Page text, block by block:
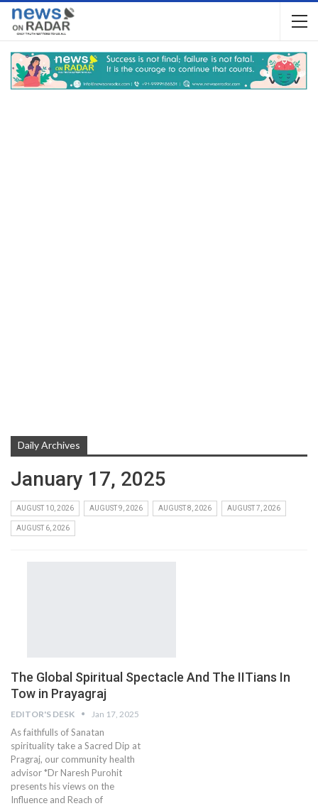
Daily Archives
January 17, 2025
AUGUST 10, 2026 AUGUST 9, 2026 AUGUST 8, 2026 AUGUST 7, 2026
AUGUST 6, 2026
The Global Spiritual Spectacle And The IITians In
Tow in Prayagraj
EDITOR'S DESK Jan 17, 2025
As faithfulls of Sanatan
spirituality take a Sacred Dip at
Pragraj, our community health
advisor *Dr Naresh Purohit
presents his views on the
Influence and Reach of